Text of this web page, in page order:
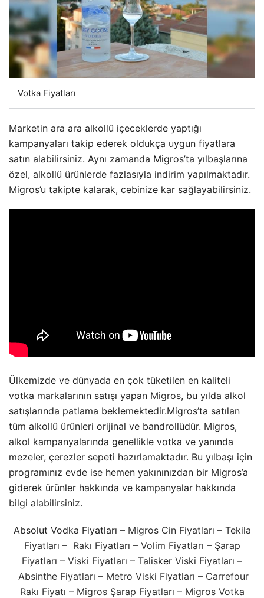
Votka Fiyatları
Marketin ara ara alkollü içeceklerde yaptığı
kampanyaları takip ederek oldukça uygun fiyatlara
satın alabilirsiniz. Aynı zamanda Migros’ta yılbaşlarına
özel, alkollü ürünlerde fazlasıyla indirim yapılmaktadır.
Migros’u takipte kalarak, cebinize kar sağlayabilirsiniz.
Ülkemizde ve dünyada en çok tüketilen en kaliteli
votka markalarının satışı yapan Migros, bu yılda alkol
satışlarında patlama beklemektedir.Migros’ta satılan
tüm alkollü ürünleri orijinal ve bandrollüdür. Migros,
alkol kampanyalarında genellikle votka ve yanında
mezeler, çerezler sepeti hazırlamaktadır. Bu yılbaşı için
programınız evde ise hemen yakınınızdan bir Migros’a
giderek ürünler hakkında ve kampanyalar hakkında
bilgi alabilirsiniz.
Absolut Vodka Fiyatları – Migros Cin Fiyatları – Tekila
Fiyatları – Rakı Fiyatları – Volim Fiyatları – Şarap
Fiyatları – Viski Fiyatları – Talisker Viski Fiyatları –
Absinthe Fiyatları – Metro Viski Fiyatları – Carrefour
Rakı Fiyatı – Migros Şarap Fiyatları – Migros Votka